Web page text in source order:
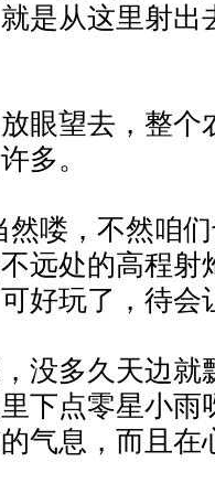
是从这里射
望去，整个
多。
喽，不然咱们
远处的高程射
好玩了，待会
多久天边就
下点零星小
气息，而且